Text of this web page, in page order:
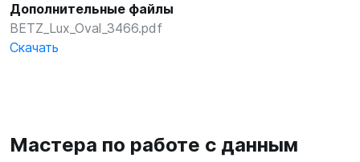
Дополнительные файлы
BETZ_Lux_Oval_3466.pdf
Скачать
Мастера по работе с данным